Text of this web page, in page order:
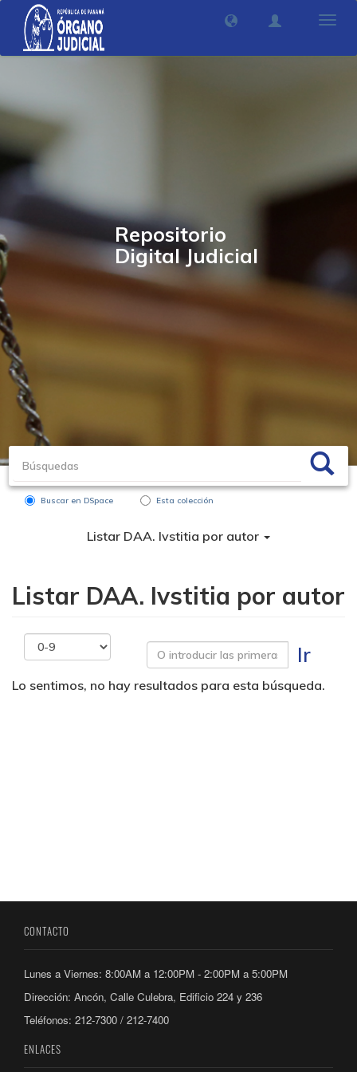
Repositorio
Digital Judicial
Buscar en DSpace Esta colección
Listar DAA. Ivstitia por autor
Listar DAA. Ivstitia por autor
Ir
Lo sentimos, no hay resultados para esta búsqueda.
CONTACTO
Lunes a Viernes: 8:00AM a 12:00PM - 2:00PM a 5:00PM
Dirección: Ancón, Calle Culebra, Edificio 224 y 236
Teléfonos: 212-7300 / 212-7400
ENLACES